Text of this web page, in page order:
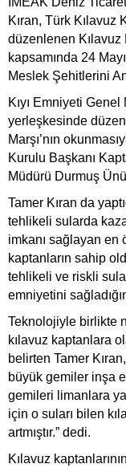
Kıran, Türk Kılavuz
düzenlenen Kılavuz
kapsamında 24
Meslek Şehitlerini
Kıyı Emniyeti
yerleşkesinde
Marşı’nın
Kurulu Başkanı
Müdürü Durmuş
Tamer Kıran da
tehlikeli sularda
imkanı sağlayan en
kaptanların sahip
tehlikeli ve riskli
emniyetini
Teknolojiyle birlikte
kılavuz kaptanlara
belirten Tamer
büyük gemiler inşa
gemileri limanlara
için o suları bilen
artmıştır.” dedi.
Kılavuz